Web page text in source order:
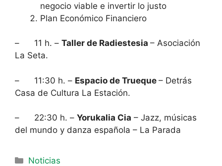
negocio viable e invertir lo justo
Plan Económico Financiero
– 11 h. – Taller de Radiestesia – Asociación
La Seta.
– 11:30 h. – Espacio de Trueque – Detrás
Casa de Cultura La Estación.
– 22:30 h. – Yorukalia Cia – Jazz, músicas
del mundo y danza española – La Parada
Noticias